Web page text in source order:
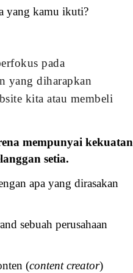
yang kamu ikuti?
pada
yang diharapkan
kita atau membeli
mempunyai kekuatan
setia.
apa yang dirasakan
sebuah perusahaan
(content creator)